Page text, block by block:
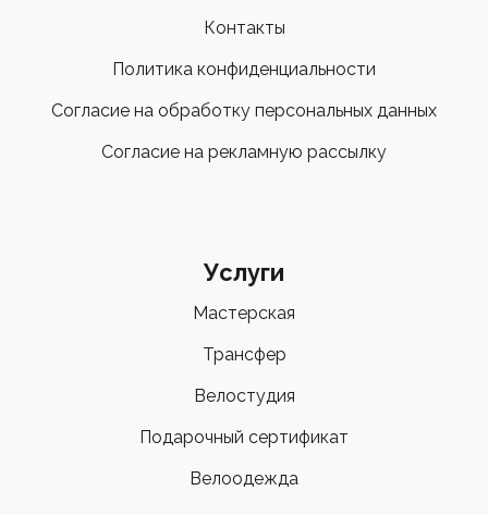
Контакты
Политика конфиденциальности
Согласие на обработку персональных данных
Согласие на рекламную рассылку
Услуги
Мастерская
Трансфер
Велостудия
Подарочный сертификат
Велоодежда